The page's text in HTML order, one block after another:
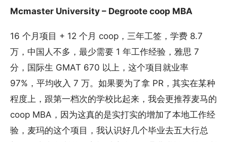
Mcmaster University – Degroote coop MBA
16 个月项目 + 12 个月 coop，三年工签，学费 8.7
万，中国人不多，最少需要 1 年工作经验，雅思 7
分，国际生 GMAT 670 以上，这个项目就业率
97%，平均收入 7 万。如果要为了拿 PR，其实在某种
程度上，跟第一档次的学校比起来，我会更推荐麦马的
coop MBA，因为这真的是实打实的增加了本地工作经
验，麦玛的这个项目，我认识好几个毕业去五大行总